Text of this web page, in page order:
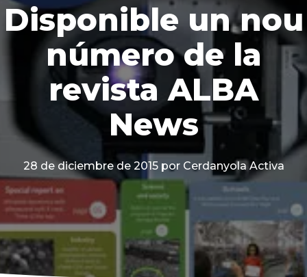
Disponible un nou
número de la
revista ALBA
News
28 de diciembre de 2015 por Cerdanyola Activa